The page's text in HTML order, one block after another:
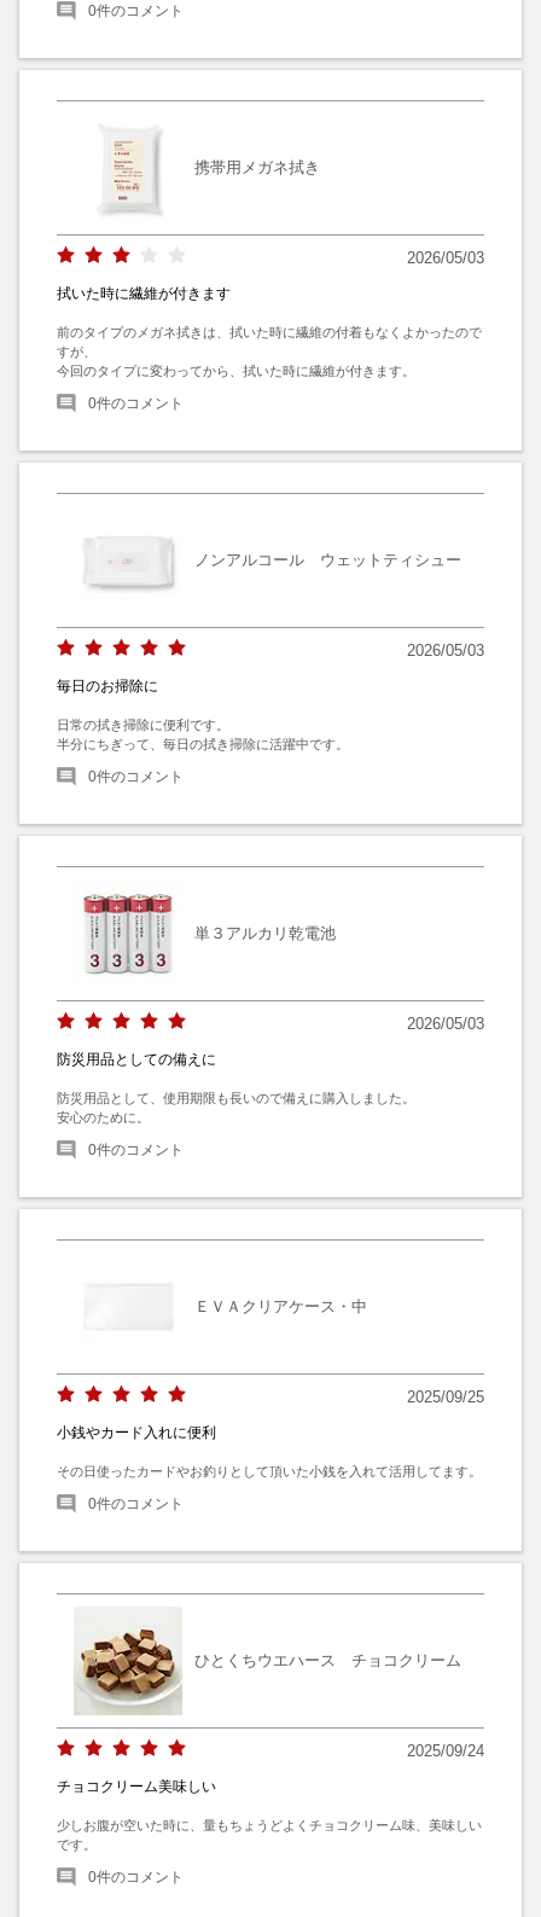
0件のコメント
携帯用メガネ拭き
2026/05/03
拭いた時に繊維が付きます
前のタイプのメガネ拭きは、拭いた時に繊維の付着もなくよかったので
すが、
今回のタイプに変わってから、拭いた時に繊維が付きます。
0件のコメント
ノンアルコール ウェットティシュー
2026/05/03
毎日のお掃除に
日常の拭き掃除に便利です。
半分にちぎって、毎日の拭き掃除に活躍中です。
0件のコメント
単３アルカリ乾電池
2026/05/03
防災用品としての備えに
防災用品として、使用期限も長いので備えに購入しました。
安心のために。
0件のコメント
ＥＶＡクリアケース・中
2025/09/25
小銭やカード入れに便利
その日使ったカードやお釣りとして頂いた小銭を入れて活用してます。
0件のコメント
ひとくちウエハース チョコクリーム
2025/09/24
チョコクリーム美味しい
少しお腹が空いた時に、量もちょうどよくチョコクリーム味、美味しい
です。
0件のコメント